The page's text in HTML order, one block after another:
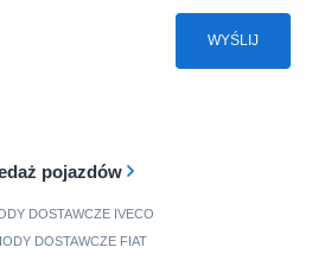
WYŚLIJ
pojazdów
DOSTAWCZE IVECO
DOSTAWCZE FIAT